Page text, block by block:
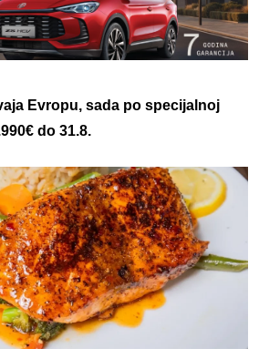
Evropu, sada po specijalnoj
do 31.8.